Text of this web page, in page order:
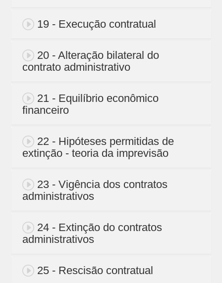
19 - Execução contratual
20 - Alteração bilateral do
contrato administrativo
21 - Equilíbrio econômico
financeiro
22 - Hipóteses permitidas de
extinção - teoria da imprevisão
23 - Vigência dos contratos
administrativos
24 - Extinção do contratos
administrativos
25 - Rescisão contratual